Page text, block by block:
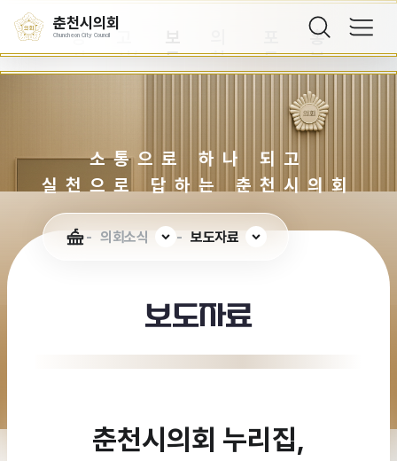
춘천시의회
Chuncheon City Council
공
지
사
고
시/
공
도
자
회
소
토
의
홍
보
영
상
소통으로 하나 되고
실천으로 답하는 춘천시의회
의회소식 보도자료
보도자료
춘천시의회 누리집,